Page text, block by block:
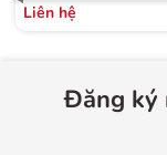
Liên hệ
Đăng ký